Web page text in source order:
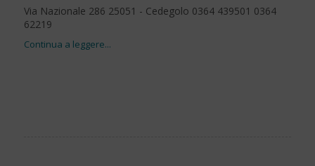
Via Nazionale 286 25051 - Cedegolo 0364 439501 0364
62219